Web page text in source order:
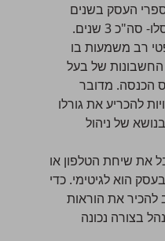
העסק בשנים
3 שנים.
רב משמעות בו
החשבונות של בעל
הכנסה. מדובר
להכריע את גורלו
של ניהול
את שיחת הטלפון או
הוא לגיטימי. כדי
את הוראות
בצורה נכונה